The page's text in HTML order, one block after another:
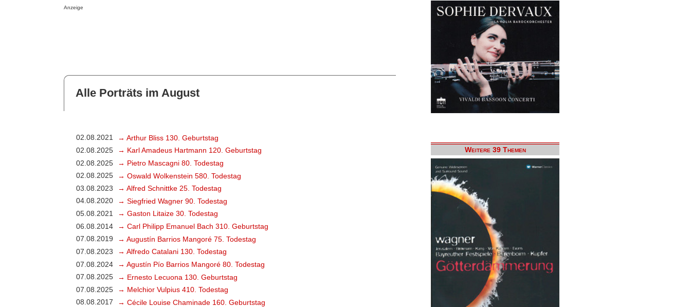
Anzeige
Alle Porträts im August
02.08.2021
→ Arthur Bliss 130. Geburtstag
02.08.2025
→ Karl Amadeus Hartmann 120. Geburtstag
02.08.2025
→ Pietro Mascagni 80. Todestag
02.08.2025
→ Oswald Wolkenstein 580. Todestag
03.08.2023
→ Alfred Schnittke 25. Todestag
04.08.2020
→ Siegfried Wagner 90. Todestag
05.08.2021
→ Gaston Litaize 30. Todestag
06.08.2014
→ Carl Philipp Emanuel Bach 310. Geburtstag
07.08.2019
→ Augustín Barrios Mangoré 75. Todestag
07.08.2023
→ Alfredo Catalani 130. Todestag
07.08.2024
→ Agustín Pío Barrios Mangoré 80. Todestag
07.08.2025
→ Ernesto Lecuona 130. Geburtstag
07.08.2025
→ Melchior Vulpius 410. Todestag
08.08.2017
→ Cécile Louise Chaminade 160. Geburtstag
Weitere 39 Themen